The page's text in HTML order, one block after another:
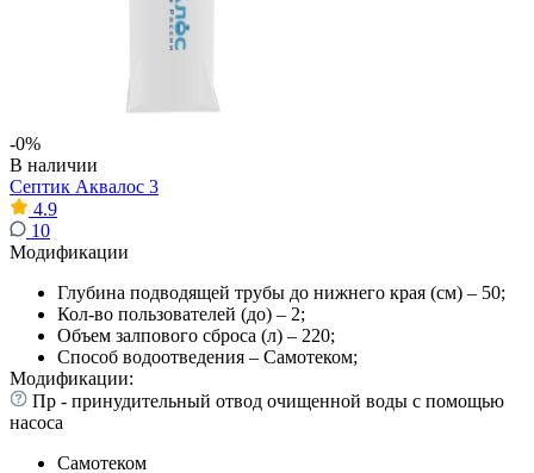
-0%
В наличии
Септик Аквалос 3
4.9
10
Модификации
Глубина подводящей трубы до нижнего края (см) – 50;
Кол-во пользователей (до) – 2;
Объем залпового сброса (л) – 220;
Способ водоотведения – Самотеком;
Модификации:
Пр - принудительный отвод очищенной воды с помощью
насоса
Самотеком